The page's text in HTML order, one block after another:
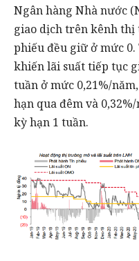
Ngân hàng Nhà nước
giao dịch trên kênh thị
phiếu đều giữ ở mức
khiến lãi suất tiếp tục
tuần ở mức 0,21%/
hạn qua đêm và
kỳ hạn 1 tuần.